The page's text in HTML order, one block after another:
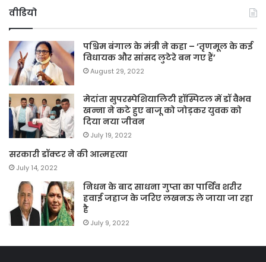
वीडियो
पश्चिम बंगाल के मंत्री ने कहा – ‘तृणमूल के कई
विधायक और सांसद लुटेरे बन गए हैं’
August 29, 2022
मेदांता सुपरस्पेशियालिटी हॉस्पिटल में डॉ वैभव
खन्ना ने कटे हुए बाजू को जोड़कर युवक को
दिया नया जीवन
July 19, 2022
सरकारी डॉक्टर ने की आत्महत्या
July 14, 2022
निधन के बाद साधना गुप्ता का पार्थिव शरीर
हवाई जहाज के जरिए लखनऊ ले जाया जा रहा
है
July 9, 2022